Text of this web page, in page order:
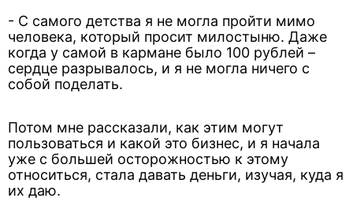
- С самого детства я не могла пройти мимо
человека, который просит милостыню. Даже
когда у самой в кармане было 100 рублей –
сердце разрывалось, и я не могла ничего с
собой поделать.
Потом мне рассказали, как этим могут
пользоваться и какой это бизнес, и я начала
уже с большей осторожностью к этому
относиться, стала давать деньги, изучая, куда я
их даю.